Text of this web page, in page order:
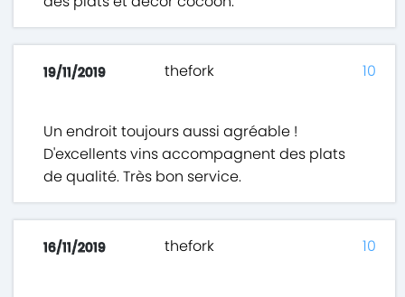
19/11/2019 thefork
Un endroit toujours aussi agréable !
D'excellents vins accompagnent des plats
de qualité. Très bon service.
10
16/11/2019 thefork 10